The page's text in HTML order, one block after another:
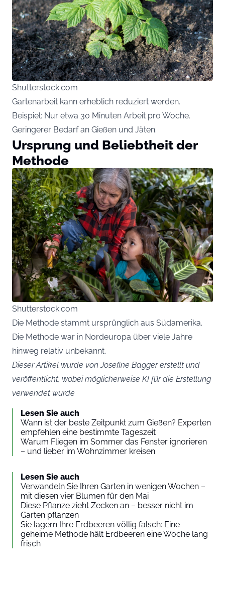
Shutterstock.com
Gartenarbeit kann erheblich reduziert werden.
Beispiel: Nur etwa 30 Minuten Arbeit pro Woche.
Geringerer Bedarf an Gießen und Jäten.
Ursprung und Beliebtheit der
Methode
Shutterstock.com
Die Methode stammt ursprünglich aus Südamerika.
Die Methode war in Nordeuropa über viele Jahre
hinweg relativ unbekannt.
Dieser Artikel wurde von Josefine Bagger erstellt und
veröffentlicht, wobei möglicherweise KI für die Erstellung
verwendet wurde
Lesen Sie auch
Wann ist der beste Zeitpunkt zum Gießen? Experten
empfehlen eine bestimmte Tageszeit
Warum Fliegen im Sommer das Fenster ignorieren
– und lieber im Wohnzimmer kreisen
Lesen Sie auch
Verwandeln Sie Ihren Garten in wenigen Wochen –
mit diesen vier Blumen für den Mai
Diese Pflanze zieht Zecken an – besser nicht im
Garten pflanzen
Sie lagern Ihre Erdbeeren völlig falsch: Eine
geheime Methode hält Erdbeeren eine Woche lang
frisch